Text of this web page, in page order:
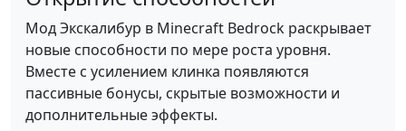
Мод Экскалибур в Minecraft Bedrock раскрывает
новые способности по мере роста уровня.
Вместе с усилением клинка появляются
пассивные бонусы, скрытые возможности и
дополнительные эффекты.